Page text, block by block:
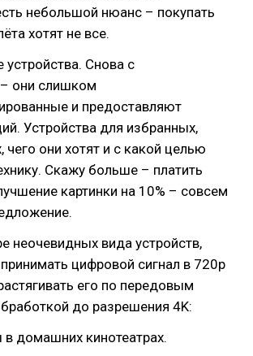
небольшой нюанс – покупать
хотят не все.
устройства. Снова с
они слишком
и предоставляют
Устройства для избранных,
они хотят и с какой целью
Скажу больше – платить
картинки на 10% – совсем
неочевидных вида устройств,
цифровой сигнал в 720p
его по передовым
до разрешения 4K:
в домашних кинотеатрах.